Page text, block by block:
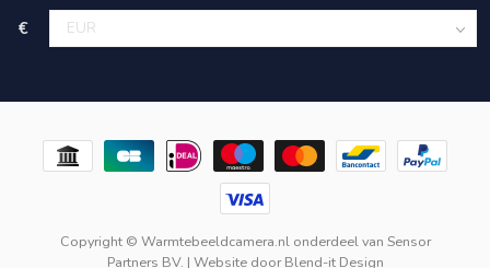
€
Copyright © Warmtebeeldcamera.nl onderdeel van Sensor
Partners BV. | Website doorBlend-it Design